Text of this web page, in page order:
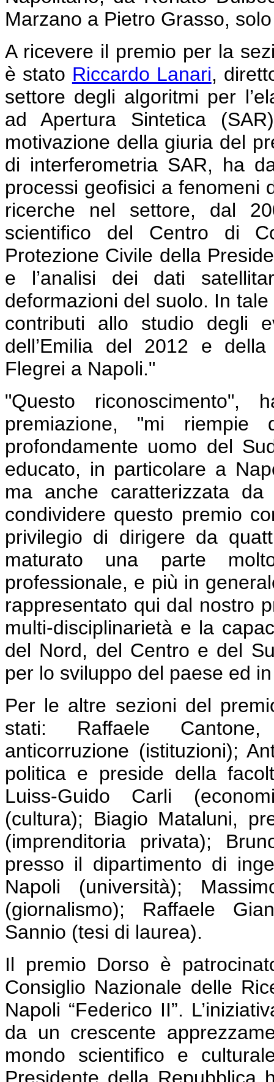
Marzano a Pietro Grasso,
A ricevere il premio per la
è stato Riccardo Lanari,
settore degli algoritmi per
ad Apertura Sintetica
motivazione della giuria del
di interferometria SAR, ha
processi geofisici a fenomeni
ricerche nel settore, dal
scientifico del Centro di
Protezione Civile della
e l’analisi dei dati
deformazioni del suolo. In
contributi allo studio degli
dell’Emilia del 2012 e
Flegrei a Napoli."
"Questo
premiazione, "mi
profondamente uomo del
educato, in particolare a
ma anche caratterizzata
condividere questo premio
privilegio di dirigere da
maturato una parte
professionale, e più in
rappresentato qui dal nostro
multi-disciplinarietà e la
del Nord, del Centro e del
per lo sviluppo del paese ed
Per le altre sezioni del
stati: Raffaele
anticorruzione (istituzioni);
politica e preside della
Luiss-Guido Carli
(cultura); Biagio Mataluni,
(imprenditoria privata);
presso il dipartimento di
Napoli (università);
(giornalismo); Raffaele
Sannio (tesi di laurea).
Il premio Dorso è
Consiglio Nazionale delle
Napoli “Federico II”.
da un crescente
mondo scientifico e